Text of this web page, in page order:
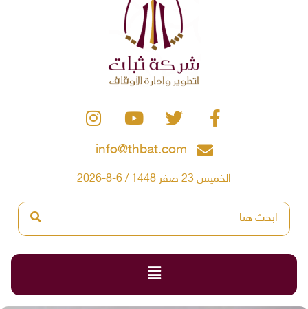
info@thbat.com
الخميس 23 صفر 1448 / 6-8-2026